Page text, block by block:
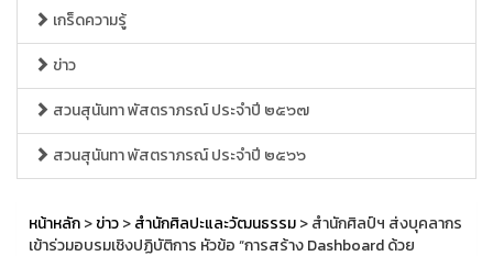
เกร็ดความรู้
ข่าว
สวนสุนันทา พัสตราภรณ์ ประจำปี ๒๕๖๗
สวนสุนันทา พัสตราภรณ์ ประจำปี ๒๕๖๖
หน้าหลัก>ข่าว>สำนักศิลปะและวัฒนธรรม> สำนักศิลป์ฯ ส่งบุคลากร
เข้าร่วมอบรมเชิงปฏิบัติการ หัวข้อ “การสร้าง Dashboard ด้วย